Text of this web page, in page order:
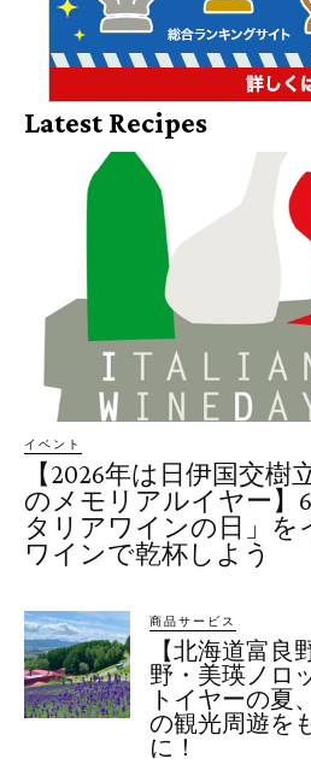
Latest Recipes
イベント
【2026年は日伊国交樹
のメモリアルイヤー】
タリアワインの日」を
ワインで乾杯しよう
商品サービス
【北海道富良
野・美瑛ノロ
トイヤーの夏
の観光周遊を
に！